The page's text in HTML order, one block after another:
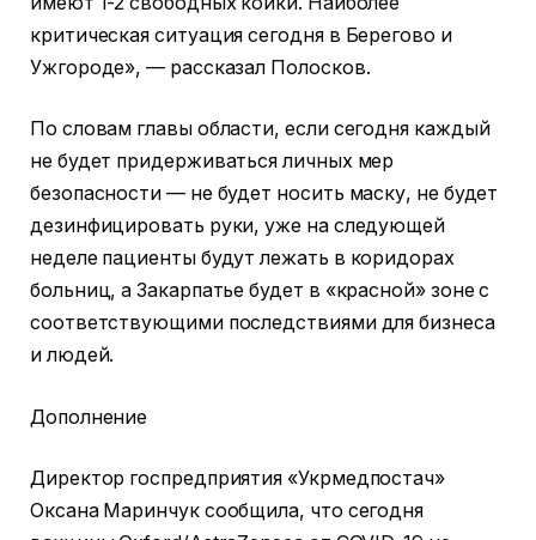
критическая ситуация сегодня в Берегово и
Ужгороде», — рассказал Полосков.
По словам главы области, если сегодня каждый
не будет придерживаться личных мер
безопасности — не будет носить маску, не будет
дезинфицировать руки, уже на следующей
неделе пациенты будут лежать в коридорах
больниц, а Закарпатье будет в «красной» зоне с
соответствующими последствиями для бизнеса
и людей.
Дополнение
Директор госпредприятия «Укрмедпостач»
Оксана Маринчук сообщила, что сегодня